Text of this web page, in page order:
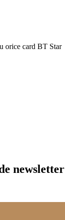
orice card BT Star
newsletter